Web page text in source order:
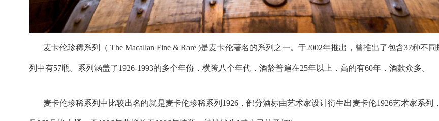
麦卡伦珍稀系列（ The Macallan Fine & Rare )是麦卡伦著名的系列之一。于2002年推出，曾推出了包含37种不
列中有57瓶。系列涵盖了1926-1993的多个年份，横跨八个年代，酒龄普遍在25年以上，高的有60年，酒款众多。
麦卡伦珍稀系列中比较出名的就是麦卡伦珍稀系列1926，部分酒标由艺术家设计衍生出麦卡伦1926艺术家系列